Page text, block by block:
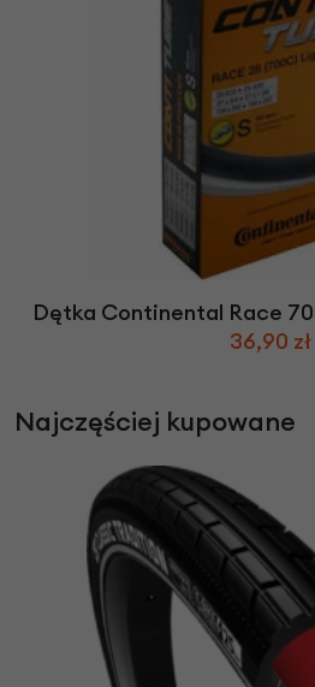
Dętka Continental Race
36,90 zł
Najczęściej kupowane